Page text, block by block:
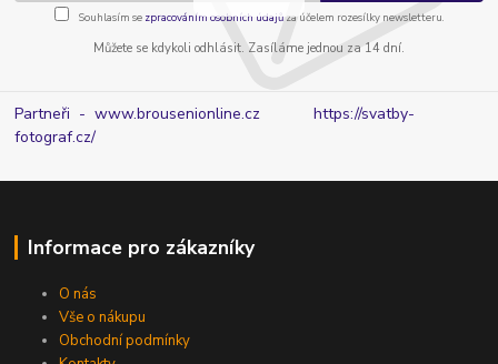
Souhlasím se zpracováním osobních údajůza účelem rozesílky newsletteru.
Můžete se kdykoli odhlásit. Zasíláme jednou za 14 dní.
Partneři - www.brousenionline.czhttps://svatby-
fotograf.cz/
Informace pro zákazníky
O nás
Vše o nákupu
Obchodní podmínky